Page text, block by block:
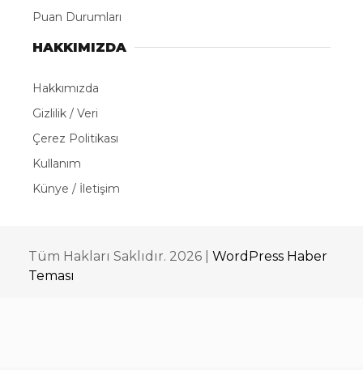
Puan Durumları
HAKKIMIZDA
Hakkımızda
Gizlilik / Veri
Çerez Politikası
Kullanım
Künye / İletişim
Tüm Hakları Saklıdır. 2026 | WordPress Haber
Teması